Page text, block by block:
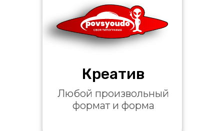
Креатив
Любой произвольный
формат и форма